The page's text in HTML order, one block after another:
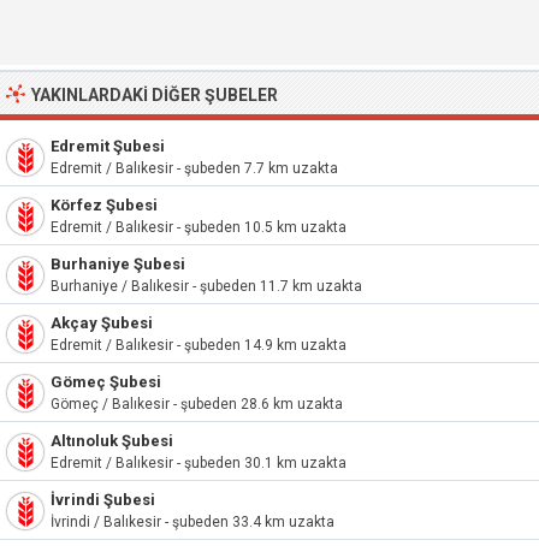
YAKINLARDAKI DIĞER ŞUBELER
Edremit Şubesi
Edremit / Balıkesir - şubeden 7.7 km uzakta
Körfez Şubesi
Edremit / Balıkesir - şubeden 10.5 km uzakta
Burhaniye Şubesi
Burhaniye / Balıkesir - şubeden 11.7 km uzakta
Akçay Şubesi
Edremit / Balıkesir - şubeden 14.9 km uzakta
Gömeç Şubesi
Gömeç / Balıkesir - şubeden 28.6 km uzakta
Altınoluk Şubesi
Edremit / Balıkesir - şubeden 30.1 km uzakta
İvrindi Şubesi
İvrindi / Balıkesir - şubeden 33.4 km uzakta